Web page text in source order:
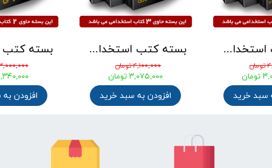
۴,۱۰۰,۰۰۰ تومان
۳,۰۷۵,۰۰۰ تومان
افزودن به سبد
کتاب مکمل دروس حیطه عمومی ویژه آزمون استخدامی آموزش و پرورش 1405 نشر چهارخونه
۶۸۶,۴۰۰ تومان
افزودن به سبد خرید
بسته کتب استخدامی دبیری علوم تجربی - شیمی آزمون آموزش و پرورش 1405
خرید